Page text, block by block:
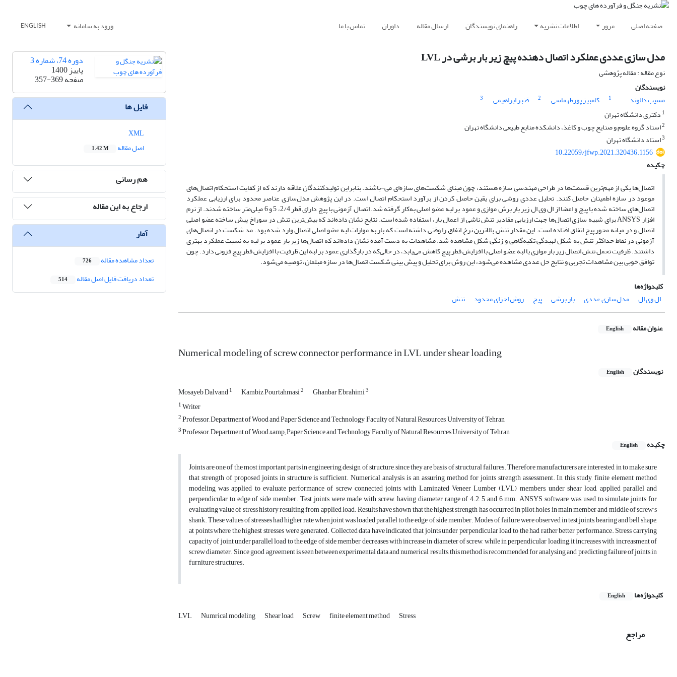
صفحه اصلی مرور اطلاعات نشریه راهنمای نویسندگان ارسال مقاله داوران تماس با ما ورود به سامانه ENGLISH
مدل سازی عددی عملکرد اتصال دهنده پیچ زیر بار برشی در LVL
نوع مقاله : مقاله پژوهشی
نویسندگان
مسیب دالوند
1 کامبیز پورطهماسی 2 قنبر ابراهیمی
3
1 دکتری دانشگاه تهران
2استاد گروه علوم و صنایع چوب و کاغذ، دانشکده منابع طبیعی دانشگاه تهران
3استاد دانشگاه تهران
10.22059/jfwp.2021.320436.1156
چکیده
اتصال‌ها یکی از مهم‌ترین قسمت‌ها در طراحی مهندسی سازه هستند، چون مبنای شکست‌های سازه‌ای می-باشند. بنابراین تولیدکنندگان علاقه دارند که از کفایت استحکام اتصال‌های
موعود در سازه اطمینان حاصل کنند. تحلیل عددی روشی برای یقین حاصل کردن از برآورد استحکام اتصال است. در این پژوهش مدل‌سازی عناصر محدود برای ارزیابی عملکرد
اتصال‌های ساخته شده با پیچ و اعضا از ال وی ال زیر بار برش موازی و عمود بر لبه عضو اصلی به‌کار گرفته شد. اتصال آزمونی با پیچ دارای قطر 2/4، 5 و 6 میلی‌متر ساخته شدند. از نرم
افزار ANSYS برای شبیه سازی اتصال‌ها جهت ارزیابی مقادیر تنش ناشی از اعمال بار، استفاده شده است. نتایج نشان داده‌اند که بیش‌ترین تنش در سوراخ پیش ساخته عضو اصلی
اتصال و در میانه محور پیچ اتفاق افتاده است. این مقدار تنش بالاترین نرخ اتفاق را وقتی داشته‌ است که بار به موازات لبه عضو اصلی اتصال وارد شده بود. مد شکست در اتصال‌های
آزمونی در نقاط حداکثر تنش‌ به شکل لهیدگی تکیه‌گاهی و زنگی شکل مشاهده شد. مشاهدات به دست آمده نشان داده‌اند که اتصال‌ها زیر بار عمود بر لبه به نسبت عملکرد بهتری
داشتند. ظرفیت تحمل تنش اتصال زیر بار موازی با لبه عضو اصلی با افزایش قطر پیچ کاهش می‌یابد، در حالی‌که در بارگذاری عمود بر لبه این ظرفیت با افزایش قطر پیچ فزونی دارد. چون
توافق خوبی بین مشاهدات تجربی و نتایج حل عددی مشاهده می‌‌شود، این روش برای تحلیل و پیش بینی شکست اتصال‌ها در سازه مبلمان، توصیه می‌شود.
کلیدواژه‌ها
ال وی ال
مدل‌سازی عددی بار برشی پیچ روش اجزای محدود تنش
عنوان مقاله English
Numerical modeling of screw connector performance in LVL under shear loading
نویسندگان English
Mosayeb Dalvand1 Kambiz Pourtahmasi2 Ghanbar Ebrahimi3
1Writer
2Professor, Department of Wood and Paper Science and Technology, Faculty of Natural Resources, University of Tehran
3Professor, Department of Wood &amp; Paper Science and Technology Faculty of Natural Resources University of Tehran
چکیده
English
Joints are one of the most important parts in engineering design of structure, since they are basis of structural failures. Therefore manufacturers are interested in to make sure
that strength of proposed joints in structure is sufficient. Numerical analysis is an assuring method for joints strength assessment. In this study, finite element method
modeling was applied to evaluate performance of screw connected joints with Laminated Veneer Lumber (LVL) members, under shear load, applied parallel and
perpendicular to edge of side member. Test joints were made with screw, having diameter range of 4.2, 5 and 6 mm. ANSYS software was used to simulate joints for
evaluating value of stress history resulting from applied load. Results have shown that the highest strength has occurred in pilot holes in main member and middle of screw’s
shank. These values of stresses had higher rate when joint was loaded parallel to the edge of side member. Modes of failure were observed in test joints, bearing and bell shape,
at points where the highest stresses were generated. Collected data have indicated that joints under perpendicular load to the had rather better performance. Stress carrying
capacity of joint under parallel load to the edge of side member decreases with increase in diameter of screw, while in perpendicular loading, it increases with increasment of
screw diameter. Since good agreement is seen between experimental data and numerical results, this method is recommended for analysing and predicting failure of joints in
furniture structures.
کلیدواژه‌ها English
LVL Numrical modeling Shear load Screw finite element method Stress
مراجع
دوره 74، شماره 3
پاییز 1400
صفحه357-369
فایل ها
اصل مقاله
1.42 M
هم رسانی
ارجاع به این مقاله
آمار
تعداد مشاهده مقاله 726
تعداد دریافت فایل اصل مقاله 514